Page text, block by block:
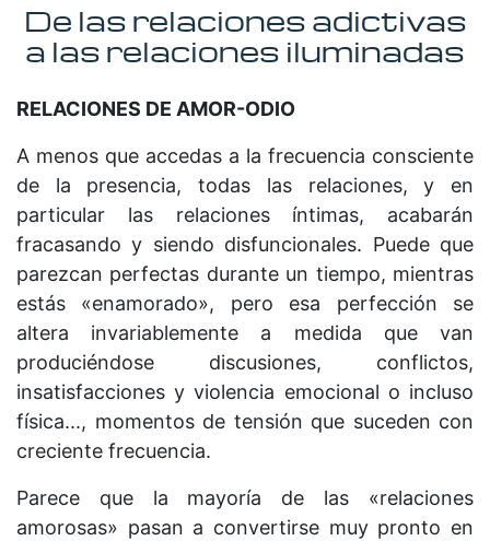
De las relaciones adictivas
a las relaciones iluminadas
RELACIONES DE AMOR-ODIO
A menos que accedas a la frecuencia consciente
de la presencia, todas las relaciones, y en
particular las relaciones íntimas, acabarán
fracasando y siendo disfuncionales. Puede que
parezcan perfectas durante un tiempo, mientras
estás «enamorado», pero esa perfección se
altera invariablemente a medida que van
produciéndose discusiones, conflictos,
insatisfacciones y violencia emocional o incluso
física..., momentos de tensión que suceden con
creciente frecuencia.
Parece que la mayoría de las «relaciones
amorosas» pasan a convertirse muy pronto en